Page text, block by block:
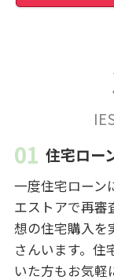
住宅ロー
一度住宅ローン
エストアで再審
想の住宅購入を
さんいます。住
いた方もお気軽